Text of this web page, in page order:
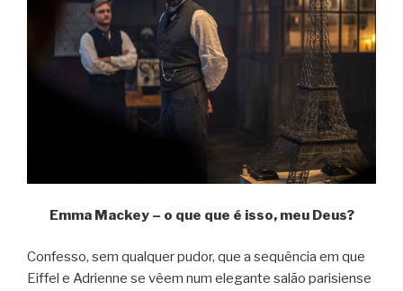
Emma Mackey – o que que é isso, meu Deus?
Confesso, sem qualquer pudor, que a sequência em que
Eiffel e Adrienne se vêem num elegante salão parisiense